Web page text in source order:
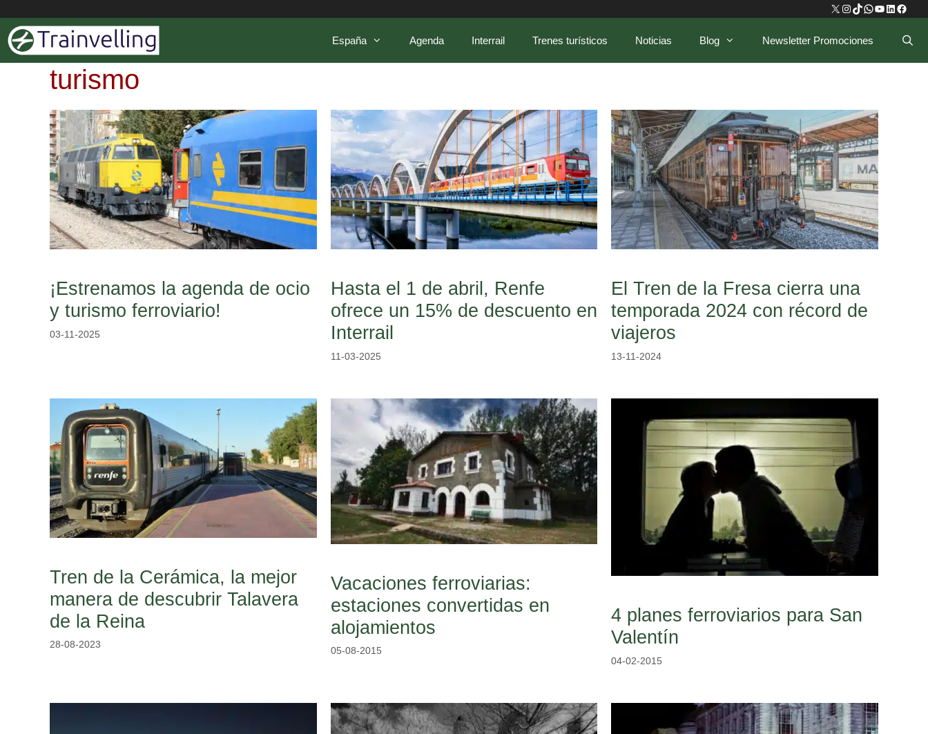
contenido
X Instagram
TikTok
WhatsApp
YouTube
LinkedIn
España Agenda Interrail Trenes turísticos Noticias Blog Newsletter Promociones
turismo
¡Estrenamos la agenda de ocio
y turismo ferroviario!
03-11-2025
Hasta el 1 de abril, Renfe
ofrece un 15% de descuento en
Interrail
11-03-2025
El Tren de la Fresa cierra una
temporada 2024 con récord de
viajeros
13-11-2024
Tren de la Cerámica, la mejor
manera de descubrir Talavera
de la Reina
28-08-2023
Vacaciones ferroviarias:
estaciones convertidas en
alojamientos
05-08-2015
4 planes ferroviarios para San
Valentín
04-02-2015